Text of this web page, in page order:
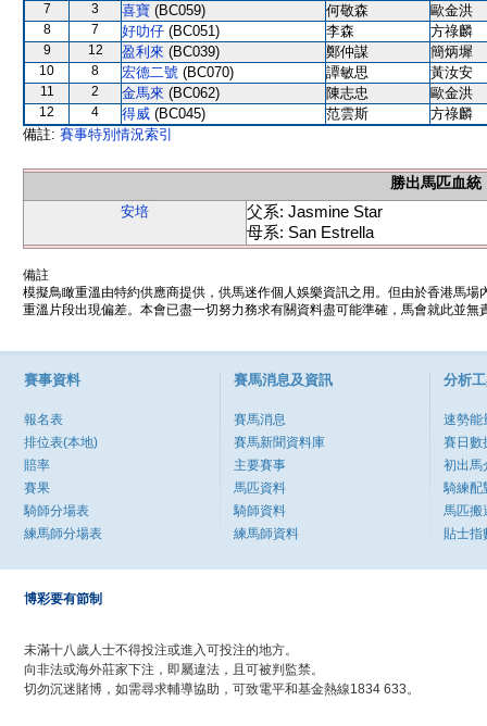
7 3 喜寶 (BC059) 何敬森 歐金洪
8 7 好叻仔 (BC051) 李森 方祿麟
9 12 盈利來 (BC039) 鄭仲謀 簡炳墀
10 8 宏德二號 (BC070) 譚敏思 黃汝安
11 2 金馬來 (BC062) 陳志忠 歐金洪
12 4 得威 (BC045) 范雲斯
方祿麟
備註: 賽事特別情況索引
勝出馬匹血統
安培
父系: Jasmine Star
母系: San Estrella
備註
模擬鳥瞰重溫由特約供應商提供，供馬迷作個人娛樂資訊之用。但由於香港馬
重溫片段出現偏差。本會已盡一切努力務求有關資料盡可能準確，馬會就此並
賽事資料
報名表
排位表(本地)
賠率
賽果
騎師分場表
練馬師分場表
賽馬消息及資訊
賽馬消息
賽馬新聞資料庫
主要賽事
馬匹資料
騎師資料
練馬師資料
分析
速勢能
賽日數
初出馬
騎練配
馬匹搬
貼士指
博彩要有節制
未滿十八歲人士不得投注或進入可投注的地方。
向非法或海外莊家下注，即屬違法，且可被判監禁。
切勿沉迷賭博，如需尋求輔導協助，可致電平和基金熱線1834 633。